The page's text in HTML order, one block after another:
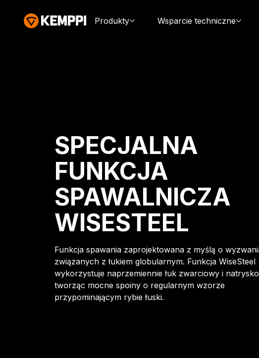
Produkty Wsparcie techniczne
SPECJALNA
FUNKCJA
SPAWALNICZA
WISESTEEL
Funkcja spawania zaprojektowana z myślą o
związanych z łukiem globularnym. Funkcja WiseSteel
wykorzystuje naprzemiennie łuk zwarciowy i
tworząc mocne spoiny o regularnym wzorze
przypominającym rybie łuski.